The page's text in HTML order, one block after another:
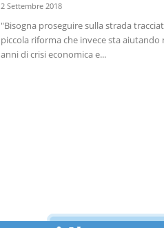
2 Settembre 2018
"Bisogna proseguire sulla strada
piccola riforma che invece sta
anni di crisi economica e...